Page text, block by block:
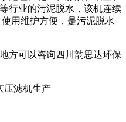
行业的污泥脱水，该机连续
用维护方便，是污泥脱水
方可以咨询四川韵思达环保